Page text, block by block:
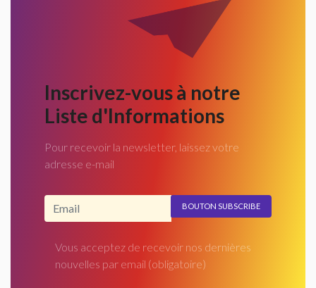
Inscrivez-vous à notre
Liste d'Informations
Pour recevoir la newsletter, laissez votre
adresse e-mail
Adresse email...
Vous acceptez de recevoir nos dernières
nouvelles par email (obligatoire)